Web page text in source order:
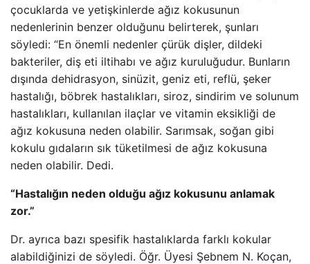
çocuklarda ve yetişkinlerde ağız kokusunun
nedenlerinin benzer olduğunu belirterek, şunları
söyledi: “En önemli nedenler çürük dişler, dildeki
bakteriler, diş eti iltihabı ve ağız kuruluğudur. Bunların
dışında dehidrasyon, sinüzit, geniz eti, reflü, şeker
hastalığı, böbrek hastalıkları, siroz, sindirim ve solunum
hastalıkları, kullanılan ilaçlar ve vitamin eksikliği de
ağız kokusuna neden olabilir. Sarımsak, soğan gibi
kokulu gıdaların sık tüketilmesi de ağız kokusuna
neden olabilir. Dedi.
“Hastalığın neden olduğu ağız kokusunu anlamak
zor.”
Dr. ayrıca bazı spesifik hastalıklarda farklı kokular
alabildiğinizi de söyledi. Öğr. Üyesi Şebnem N. Koçan,